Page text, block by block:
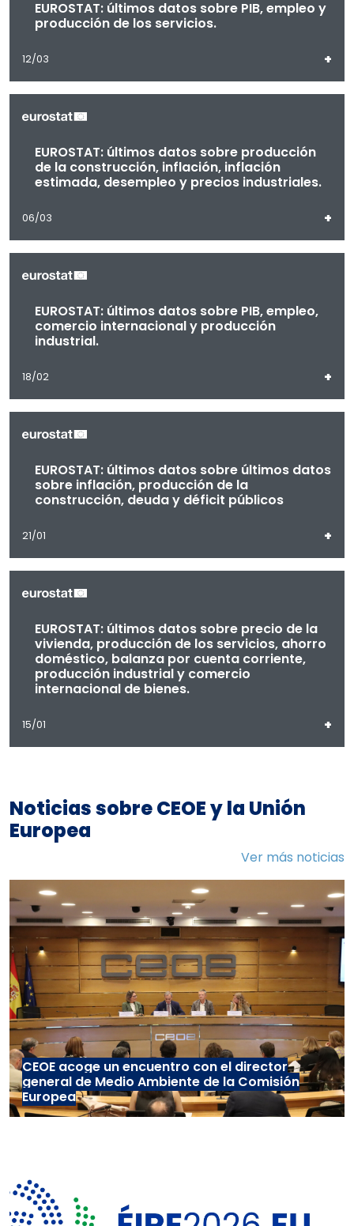
EUROSTAT: últimos datos sobre PIB, empleo y
producción de los servicios.
12/03 +
EUROSTAT: últimos datos sobre producción
de la construcción, inflación, inflación
estimada, desempleo y precios industriales.
06/03 +
EUROSTAT: últimos datos sobre PIB, empleo,
comercio internacional y producción
industrial.
18/02 +
EUROSTAT: últimos datos sobre últimos datos
sobre inflación, producción de la
construcción, deuda y déficit públicos
21/01 +
EUROSTAT: últimos datos sobre precio de la
vivienda, producción de los servicios, ahorro
doméstico, balanza por cuenta corriente,
producción industrial y comercio
internacional de bienes.
15/01 +
Noticias sobre CEOE y la Unión
Europea
Ver más noticias
CEOE acoge un encuentro con el director
general de Medio Ambiente de la Comisión
Europea